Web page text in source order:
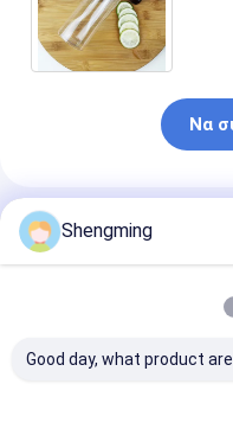
Να
Συνιστώμενα
Shengming
Good day, what product